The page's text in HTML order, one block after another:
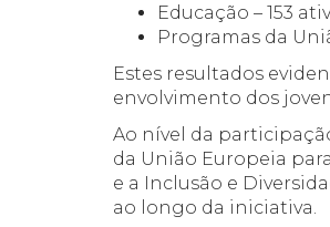
Educação – 153
Programas da
Estes resultados
envolvimento dos
Ao nível da
da União Europeia
e a Inclusão e
ao longo da iniciativa.